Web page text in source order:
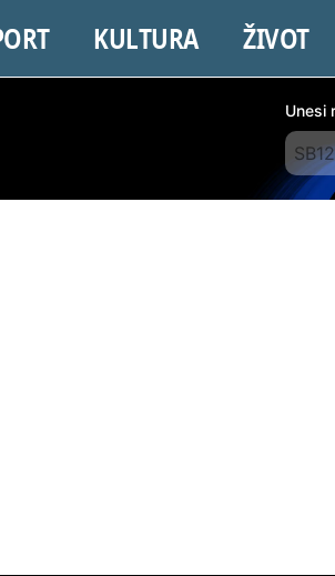
KULTURA ŽIVOT
Unesi